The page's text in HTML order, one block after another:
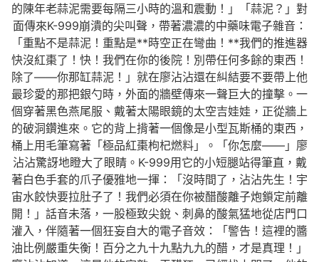
的陳年老蒜泥需要每隔三小時的溫和震動！」「蒜泥？」對
面傳來K-999崩潰的尖叫聲，帶著濃濃的中藥味電子雜音：
「重點不是蒜泥！重點是**時空正在彎曲！**我們的推進器
快沒紅棗了！快！我們在你的後院！別帶任何多餘的東西！
除了——你那缸蒜泥！」就在廖沾沾還在糾結要不要帶上他
最珍愛的那把銀勺時，外面的牆壁傳來一聲巨大的撞擊。一
個穿著黑色燕尾服、戴著太陽眼鏡的太空吉娃娃，正從牆上
的破洞鑽進來。它的背上揹著一個像是小型瓦斯桶的東西，
桶上用毛筆寫著「極品紅棗枸杞燃料」。「你怎麼——」廖
沾沾驚訝地瞪大了眼睛。K-999用它的小短腿站得筆直，戴
著白色手套的爪子優雅地一揮：「沒時間了，沾沾先生！宇
宙水餃快要拉肚子了！我們必須在你被醋酸離子炮鎖定前離
開！」話音未落，一股極致尖銳、刺鼻的酸氣猛地從店門口
灌入，伴隨著一個狂妄自大的電子音效：「警告！這裡的醬
油比例嚴重失衡！百分之九十九點九九的醋，才是真理！」